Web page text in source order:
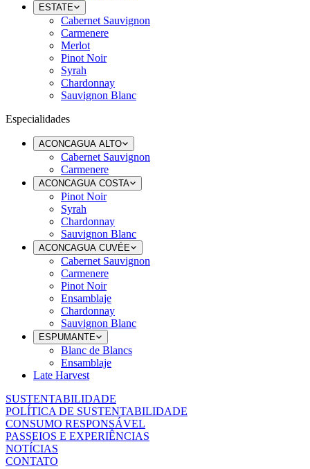
ESTATE
Cabernet Sauvignon
Carmenere
Merlot
Pinot Noir
Syrah
Chardonnay
Sauvignon Blanc
Especialidades
ACONCAGUA ALTO
Cabernet Sauvignon
Carmenere
ACONCAGUA COSTA
Pinot Noir
Syrah
Chardonnay
Sauvignon Blanc
ACONCAGUA CUVÉE
Cabernet Sauvignon
Carmenere
Pinot Noir
Ensamblaje
Chardonnay
Sauvignon Blanc
ESPUMANTE
Blanc de Blancs
Ensamblaje
Late Harvest
SUSTENTABILIDADE
POLÍTICA DE SUSTENTABILIDADE
CONSUMO RESPONSÁVEL
PASSEIOS E EXPERIÊNCIAS
NOTÍCIAS
CONTATO